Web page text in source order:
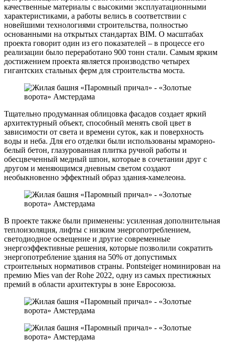
качественные материалы с высокими эксплуатационными
характеристиками, а работы велись в соответствии с
новейшими технологиями строительства, полностью
основанными на открытых стандартах BIM. О масштабах
проекта говорит один из его показателей – в процессе его
реализации было переработано 900 тонн стали. Самым ярким
достижением проекта является производство четырех
гигантских стальных ферм для строительства моста.
Тщательно продуманная облицовка фасадов создает яркий
архитектурный объект, способный менять свой цвет в
зависимости от света и времени суток, как и поверхность
воды и неба. Для его отделки были использованы мраморно-
белый бетон, глазурованная плитка ручной работы и
обесцвеченный медный шпон, которые в сочетании друг с
другом и меняющимся дневным светом создают
необыкновенно эффектный образ здания-хамелеона.
В проекте также были применены: усиленная дополнительная
теплоизоляция, лифты с низким энергопотреблением,
светодиодное освещение и другие современные
энергоэффективные решения, которые позволили сократить
энергопотребление здания на 50% от допустимых
строительных нормативов страны. Pontsteiger номинирован на
премию Mies van der Rohe 2022, одну из самых престижных
премий в области архитектуры в зоне Евросоюза.